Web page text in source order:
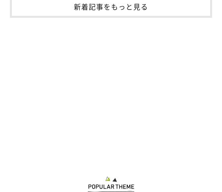
ました。前はもう少しすっきりしてたはずなのにな笑
新着記事をもっと見る